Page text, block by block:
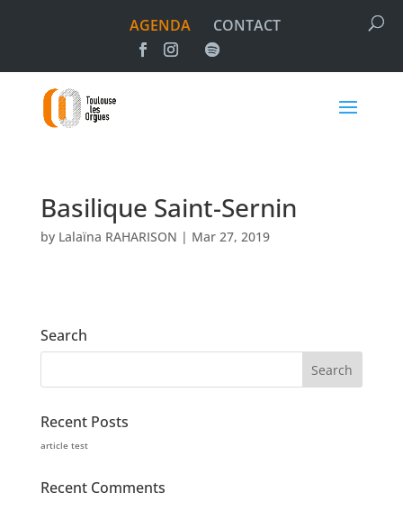
AGENDA CONTACT
Basilique Saint-Sernin
by Lalaïna RAHARISON | Mar 27, 2019
Search
Recent Posts
article test
Recent Comments